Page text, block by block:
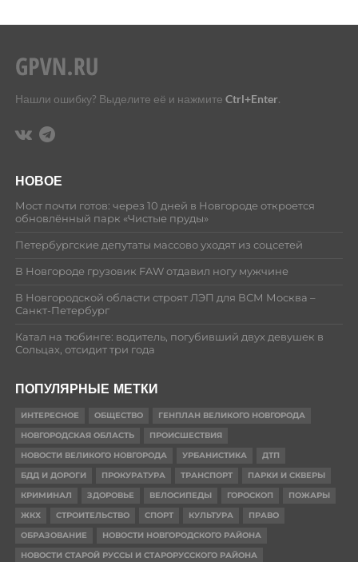
Нашли ошибку? Выделите её и нажмите Ctrl+Enter.
НОВОЕ
Мост почти готов: через 10 дней в Новгороде откроется
обновлённый парк «Чистые пруды»
Петербургские депутаты массово уходят из соцсетей
В Новгороде грузовик FAW отдавил ногу мужчине
В Новгородской области строят ЛЭП для ВСМ Москва –
Санкт-Петербург
Катал на тюбинге: водитель, погубивший двух девушек в
Сольцах, отсидит три года
ПОПУЛЯРНЫЕ МЕТКИ
ИНТЕРЕСНОЕ ОБЩЕСТВО
ГЕНПЛАН ВЕЛИКОГО НОВГОРОДА
НОВГОРОДСКАЯ ОБЛАСТЬ
ПРОИСШЕСТВИЯ
НОВОСТИ ВЕЛИКОГО НОВГОРОДА
УРБАНИСТИКА
ДТП
БДД И ДОРОГИ
ПРОКУРАТУРА ТРАНСПОРТ
ПАРКИ И СКВЕРЫ
КРИМИНАЛ
ЗДОРОВЬЕ ВЕЛОСИПЕДЫ ГОРОСКОП
ПОЖАРЫ
ЖКХ
СТРОИТЕЛЬСТВО СПОРТ КУЛЬТУРА
ПРАВО
ОБРАЗОВАНИЕ
НОВОСТИ НОВГОРОДСКОГО РАЙОНА
НОВОСТИ СТАРОЙ РУССЫ И СТАРОРУССКОГО РАЙОНА